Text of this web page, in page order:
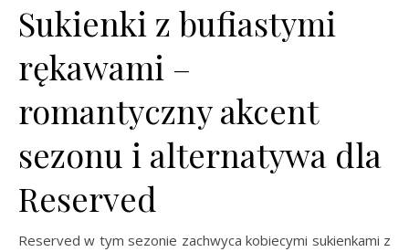
Sukienki z bufiastymi
rękawami –
romantyczny akcent
sezonu i alternatywa dla
Reserved
Reserved w tym sezonie zachwyca kobiecymi sukienkami z